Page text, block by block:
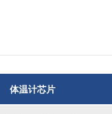
体温计芯片